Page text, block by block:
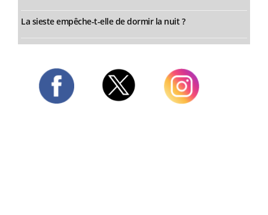
La sieste empêche-t-elle de dormir la nuit ?